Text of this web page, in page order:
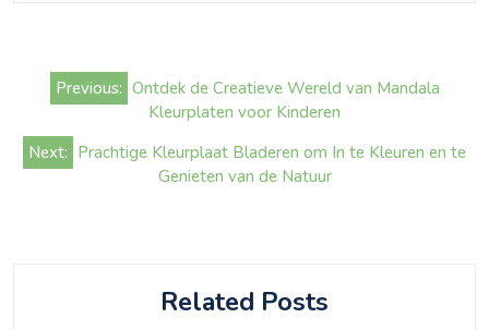
Bericht
navigatie
Previous: Ontdek de Creatieve Wereld van Mandala
Kleurplaten voor Kinderen
Next: Prachtige Kleurplaat Bladeren om In te Kleuren en te
Genieten van de Natuur
Related Posts